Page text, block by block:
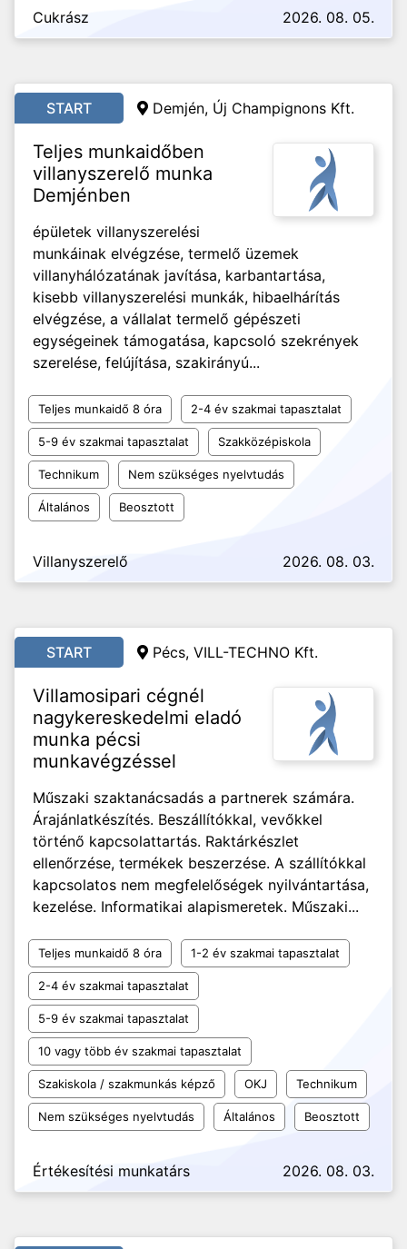
Cukrász 2026. 08. 05.
START Demjén, Új Champignons Kft.
Teljes munkaidőben
villanyszerelő munka
Demjénben
épületek villanyszerelési
munkáinak elvégzése, termelő üzemek
villanyhálózatának javítása, karbantartása,
kisebb villanyszerelési munkák, hibaelhárítás
elvégzése, a vállalat termelő gépészeti
egységeinek támogatása, kapcsoló szekrények
szerelése, felújítása, szakirányú...
Teljes munkaidő 8 óra 2-4 év szakmai tapasztalat
5-9 év szakmai tapasztalat Szakközépiskola
Technikum Nem szükséges nyelvtudás
Általános Beosztott
Villanyszerelő 2026. 08. 03.
START Pécs, VILL-TECHNO Kft.
Villamosipari cégnél
nagykereskedelmi eladó
munka pécsi
munkavégzéssel
Műszaki szaktanácsadás a partnerek számára.
Árajánlatkészítés. Beszállítókkal, vevőkkel
történő kapcsolattartás. Raktárkészlet
ellenőrzése, termékek beszerzése. A szállítókkal
kapcsolatos nem megfelelőségek nyilvántartása,
kezelése. Informatikai alapismeretek. Műszaki...
Teljes munkaidő 8 óra 1-2 év szakmai tapasztalat
2-4 év szakmai tapasztalat
5-9 év szakmai tapasztalat
10 vagy több év szakmai tapasztalat
Szakiskola / szakmunkás képző OKJ Technikum
Nem szükséges nyelvtudás Általános Beosztott
Értékesítési munkatárs 2026. 08. 03.